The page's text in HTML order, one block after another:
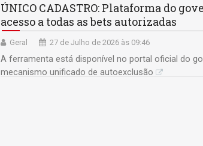
ÚNICO CADASTRO: Plataforma do
acesso a todas as bets autorizadas
Geral 27 de Julho de 2026 às 09:46
A ferramenta está disponível no portal oficial do
mecanismo unificado de autoexclusão